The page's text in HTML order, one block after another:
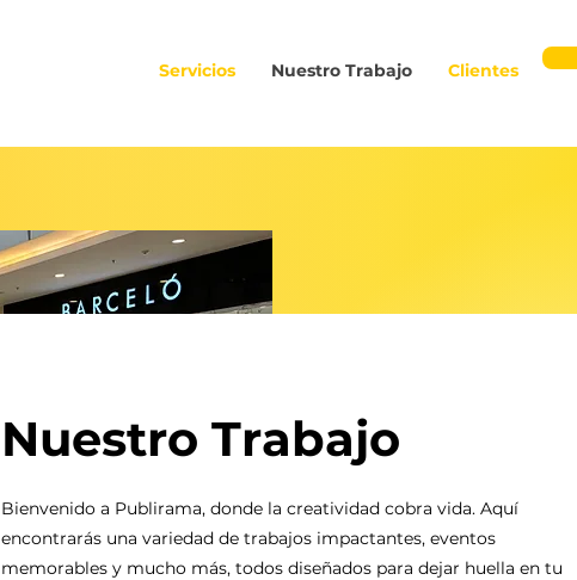
Servicios Nuestro Trabajo Clientes
Nuestro Trabajo
Bienvenido a Publirama, donde la creatividad cobra vida. Aquí
encontrarás una variedad de trabajos impactantes, eventos
memorables y mucho más, todos diseñados para dejar huella en tu